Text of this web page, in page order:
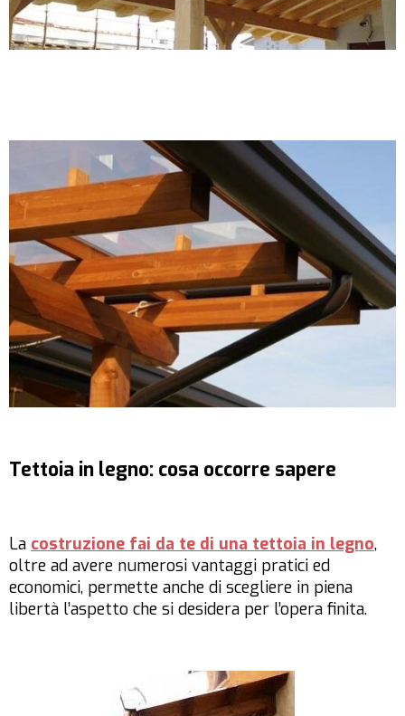
Tettoia in legno: cosa occorre sapere
La costruzione fai da te di una tettoia in legno,
oltre ad avere numerosi vantaggi pratici ed
economici, permette anche di scegliere in piena
libertà l’aspetto che si desidera per l’opera finita.